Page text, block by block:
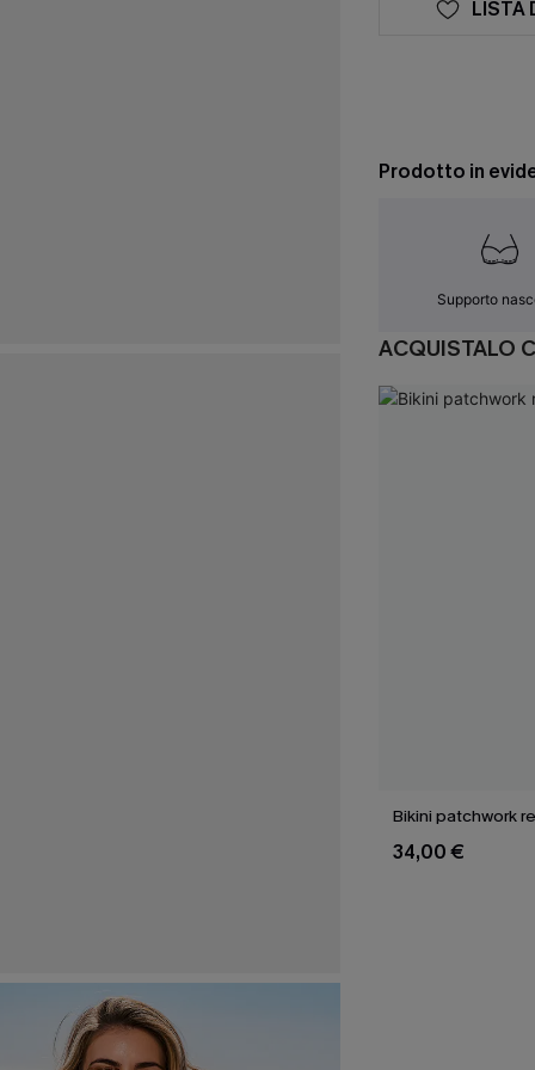
LISTA
Prodotto in
Supporto
ACQUISTALO
Bikini patchwork
34,00 €